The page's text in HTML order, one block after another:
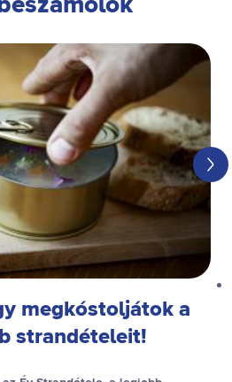
megkóstoljátok a
strandételeit!